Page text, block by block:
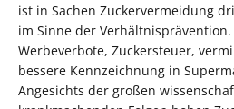
ist in Sachen Zuckervermeidung
im Sinne der
Werbeverbote, Zuckersteuer,
bessere Kennzeichnung in
Angesichts der großen